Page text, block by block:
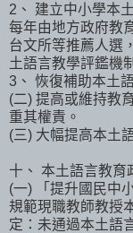
2、 建立中小學本
每年由地方政府教
台文所等推薦人選
土語言教學評鑑機
3、 恢復補助本土
(二) 提高或維持教
重其權責。
(三) 大幅提高本土
十、 本土語言教育
(一) 「提升國民中
規範現職教師教授
定：未通過本土語